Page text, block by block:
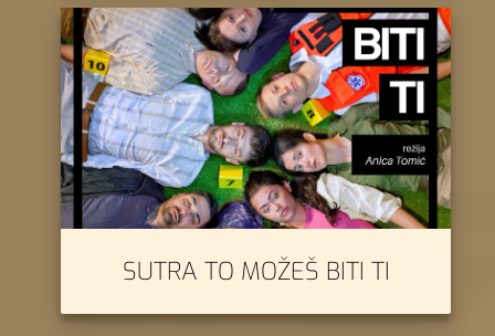
SUTRA TO MOŽEŠ BITI TI